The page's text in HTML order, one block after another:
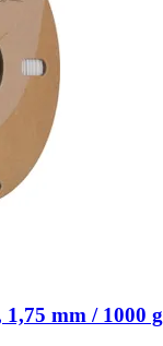
mm / 1000 g